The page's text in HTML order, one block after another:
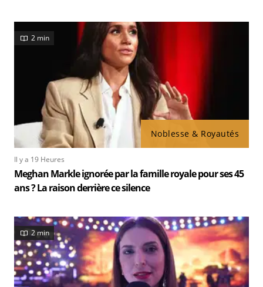
Noblesse & Royautés
2 min
Il y a 19 Heures
Meghan Markle ignorée par la famille royale pour ses 45
ans ? La raison derrière ce silence
2 min